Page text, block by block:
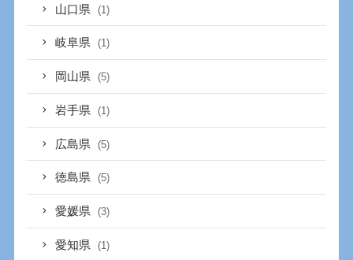
山口県 (1)
岐阜県 (1)
岡山県 (5)
岩手県 (1)
広島県 (5)
徳島県 (5)
愛媛県 (3)
愛知県 (1)